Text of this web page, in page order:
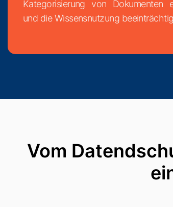
Kategorisierung von Dokumenten
und die Wissensnutzung
Vom